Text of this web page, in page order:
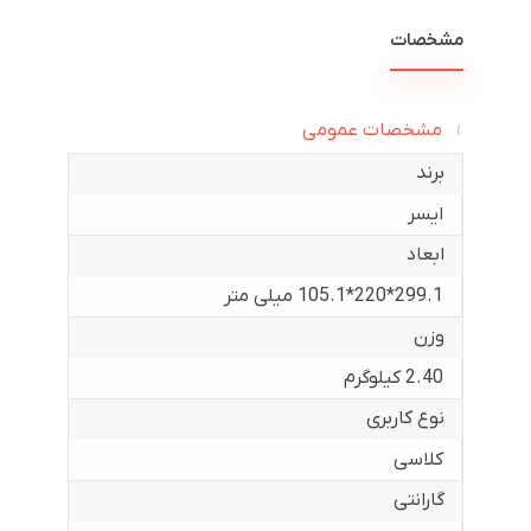
مشخصات
مشخصات عمومی
برند
ایسر
ابعاد
299.1*220*105.1 میلی متر
وزن
2.40 کیلوگرم
نوع کاربری
کلاسی
گارانتی